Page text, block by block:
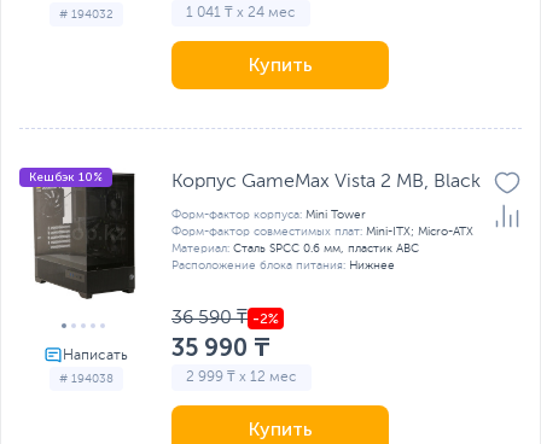
# 194032 1 041 ₸ x 24 мес
Купить
# 194038
Кешбэк 10% Корпус GameMax Vista 2 MB, Black
Форм-фактор корпуса: Mini Tower
Форм-фактор совместимых плат: Mini-ITX; Micro-ATX
Материал: Сталь SPCC 0.6 мм, пластик ABC
Расположение блока питания: Нижнее
36 590 ₸
35 990 ₸
2 999 ₸ x 12 мес
Купить